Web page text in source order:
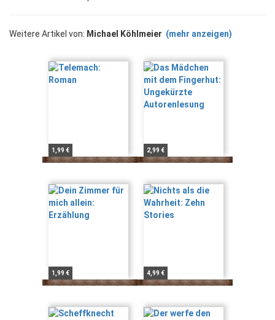
Weitere Artikel von: Michael Köhlmeier (mehr anzeigen)
1,99 € 2,99 €
1,99 € 4,99 €